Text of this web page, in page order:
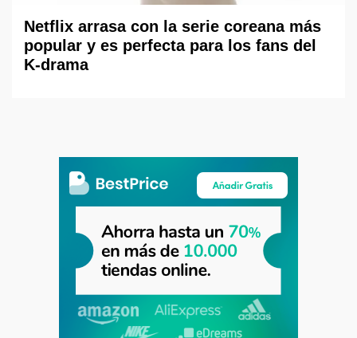
Netflix arrasa con la serie coreana más
popular y es perfecta para los fans del
K-drama